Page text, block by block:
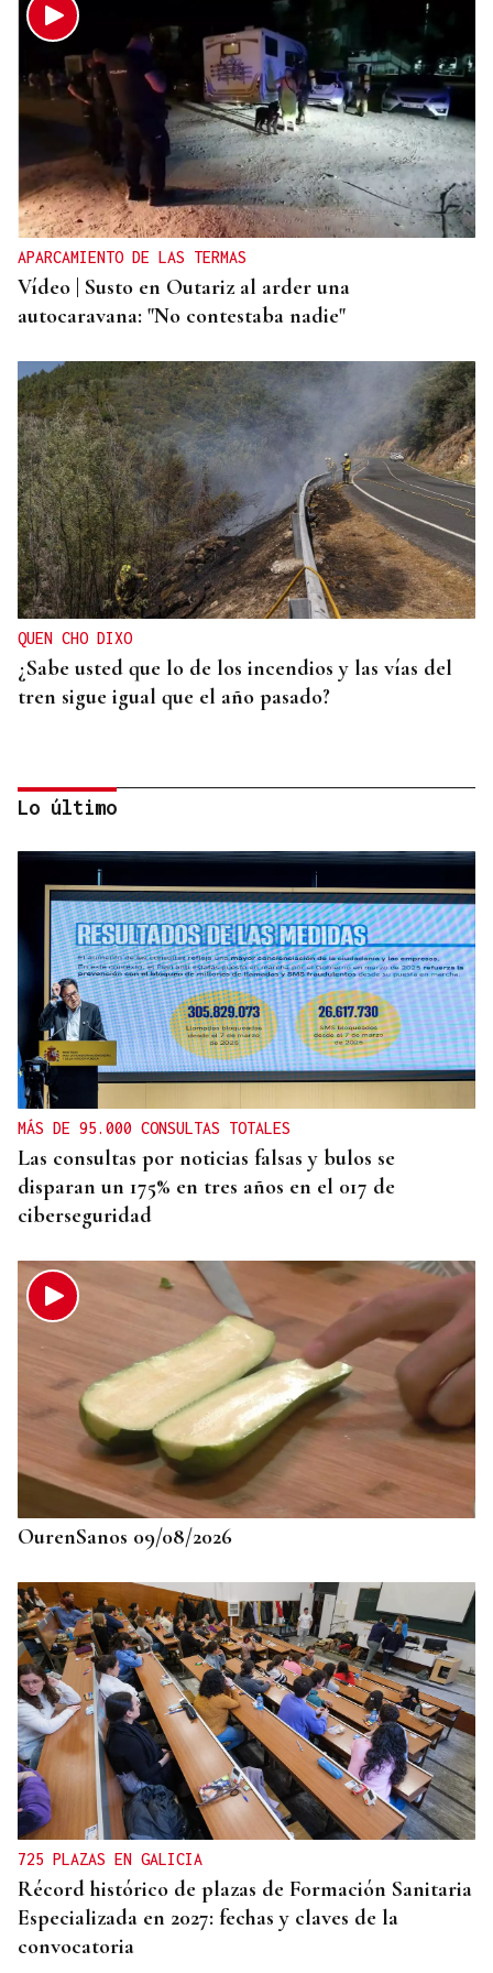
APARCAMIENTO DE LAS TERMAS
Vídeo | Susto en Outariz al arder una
autocaravana: "No contestaba nadie"
QUEN CHO DIXO
¿Sabe usted que lo de los incendios y las vías del
tren sigue igual que el año pasado?
HELICOPTERO MEDICALIZADO
Un motorista en estado grave tras una colisión en
Velle
Lo último
MÁS DE 95.000 CONSULTAS TOTALES
Las consultas por noticias falsas y bulos se
disparan un 175% en tres años en el 017 de
ciberseguridad
OurenSanos 09/08/2026
725 PLAZAS EN GALICIA
Récord histórico de plazas de Formación Sanitaria
Especializada en 2027: fechas y claves de la
convocatoria